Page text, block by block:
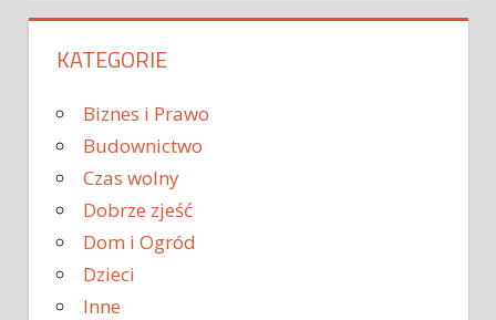
KATEGORIE
Biznes i Prawo
Budownictwo
Czas wolny
Dobrze zjeść
Dom i Ogród
Dzieci
Inne